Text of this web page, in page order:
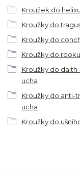
Kroužek do
Kroužky do
Kroužky do
Kroužky do
Kroužky do daith
ucha
Kroužky do anti-
ucha
Kroužky do